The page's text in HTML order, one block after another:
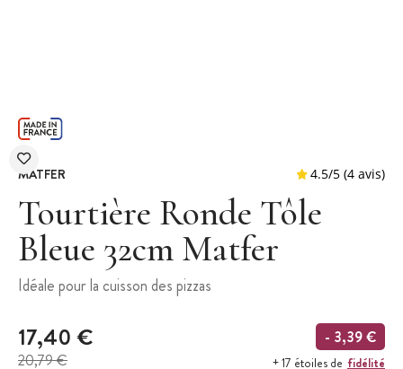
MATFER
Tourtière Ronde Tôle
Bleue 32cm Matfer
Idéale pour la cuisson des pizzas
17,40 €
20,79 €
- 3,39 €
+ 17 étoiles de fidélité